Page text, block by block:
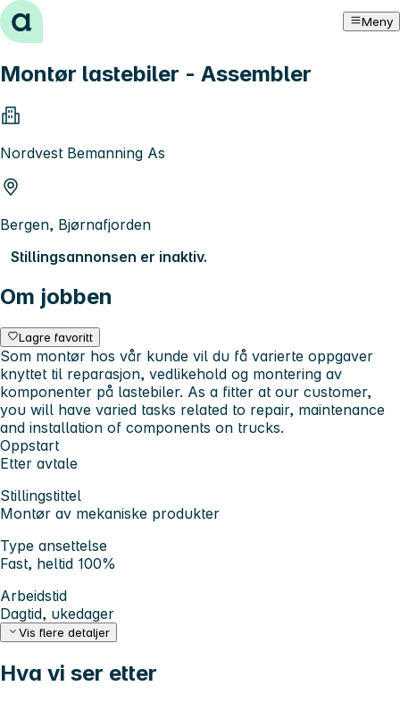
Hopp til innhold Meny
Montør lastebiler - Assembler
Nordvest Bemanning As
Bergen, Bjørnafjorden
Stillingsannonsen er inaktiv.
Om jobben
Lagre favoritt
Som montør hos vår kunde vil du få varierte oppgaver
knyttet til reparasjon, vedlikehold og montering av
komponenter på lastebiler. As a fitter at our customer,
you will have varied tasks related to repair, maintenance
and installation of components on trucks.
Oppstart
Etter avtale
Stillingstittel
Montør av mekaniske produkter
Type ansettelse
Fast, heltid 100%
Arbeidstid
Dagtid, ukedager
Vis flere detaljer
Hva vi ser etter